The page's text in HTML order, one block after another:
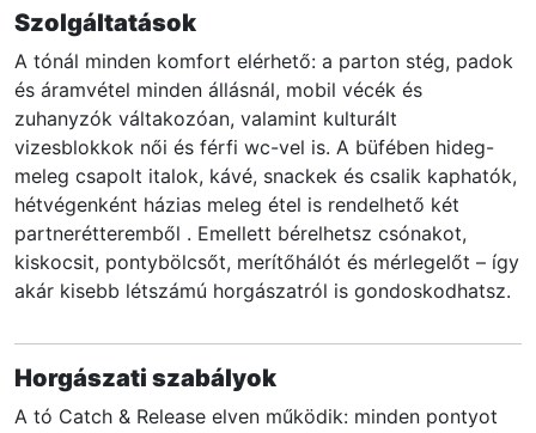
Szolgáltatások
A tónál minden komfort elérhető: a parton stég, padok
és áramvétel minden állásnál, mobil vécék és
zuhanyzók váltakozóan, valamint kulturált
vizesblokkok női és férfi wc-vel is. A büfében hideg-
meleg csapolt italok, kávé, snackek és csalik kaphatók,
hétvégenként házias meleg étel is rendelhető két
partnerétteremből . Emellett bérelhetsz csónakot,
kiskocsit, pontybölcsőt, merítőhálót és mérlegelőt – így
akár kisebb létszámú horgászatról is gondoskodhatsz.
Horgászati szabályok
A tó Catch & Release elven működik: minden pontyot